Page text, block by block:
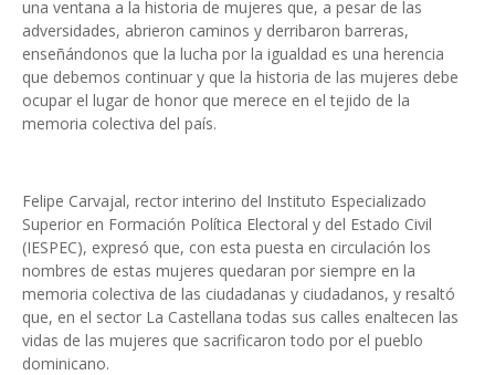
una ventana a la historia de mujeres que, a pesar de las
adversidades, abrieron caminos y derribaron barreras,
enseñándonos que la lucha por la igualdad es una herencia
que debemos continuar y que la historia de las mujeres debe
ocupar el lugar de honor que merece en el tejido de la
memoria colectiva del país.
Felipe Carvajal, rector interino del Instituto Especializado
Superior en Formación Política Electoral y del Estado Civil
(IESPEC), expresó que, con esta puesta en circulación los
nombres de estas mujeres quedaran por siempre en la
memoria colectiva de las ciudadanas y ciudadanos, y resaltó
que, en el sector La Castellana todas sus calles enaltecen las
vidas de las mujeres que sacrificaron todo por el pueblo
dominicano.